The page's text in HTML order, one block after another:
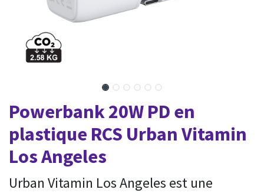
Powerbank 20W PD en
plastique RCS Urban Vitamin
Los Angeles
Urban Vitamin Los Angeles est une